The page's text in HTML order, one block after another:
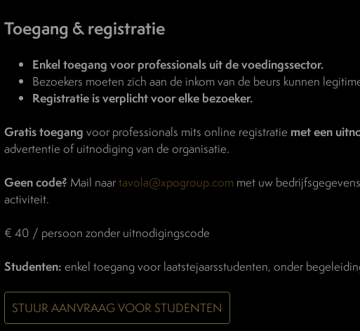
Toegang & registratie
Enkel toegang voor professionals uit de voedingssector.
Bezoekers moeten zich aan de inkom van de beurs kunnen
Registratie is verplicht voor elke bezoeker.
Gratis toegang voor professionals mits online registratie met een
advertentie of uitnodiging van de organisatie.
Geen code? Mail naartavola@xpogroup.com met uw
activiteit.
€ 40 / persoon zonder uitnodigingscode
Studenten: enkel toegang voor laatstejaarsstudenten, onder
STUUR AANVRAAG VOOR STUDENTEN